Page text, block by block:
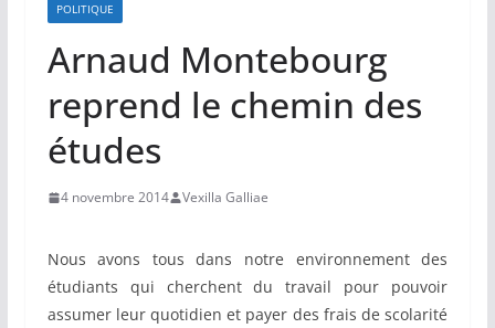
POLITIQUE
Arnaud Montebourg
reprend le chemin des
études
4 novembre 2014 Vexilla Galliae
Nous avons tous dans notre environnement des
étudiants qui cherchent du travail pour pouvoir
assumer leur quotidien et payer des frais de scolarité